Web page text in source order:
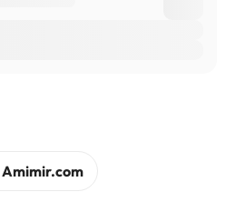
Amimir.com